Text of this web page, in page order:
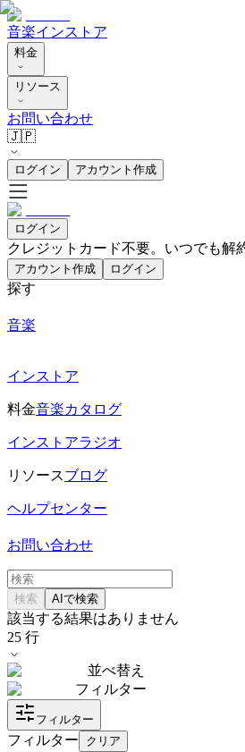
音楽インストア
料金
リソース
お問い合わせ
🇯🇵
ログイン アカウント作成
ログイン
クレジットカード不要。いつでも解
アカウント作成 ログイン
探す
音楽
インストア
料金音楽カタログ
インストアラジオ
リソースブログ
ヘルプセンター
お問い合わせ
検索 AIで検索
該当する結果はありません
25 行
並べ替え
フィルター
フィルター
フィルター クリア